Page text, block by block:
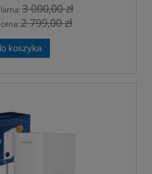
3 000,00 zł
2 799,00 zł
koszyka